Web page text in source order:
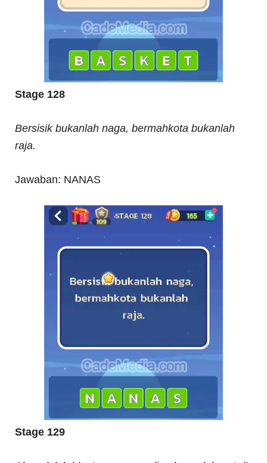
Stage 128
Bersisik bukanlah naga, bermahkota bukanlah
raja.
Jawaban: NANAS
Stage 129